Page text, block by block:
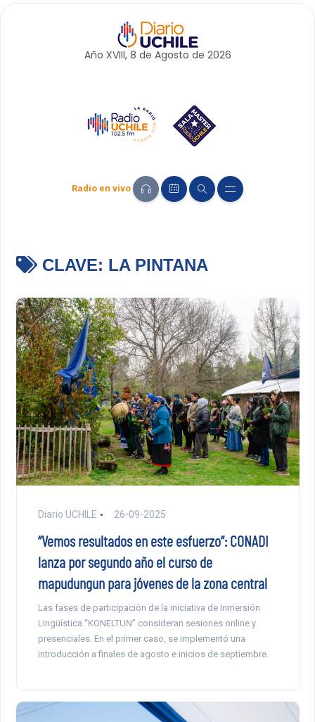
Año XVIII, 8 de Agosto de 2026
Radio en vivo
CLAVE: LA PINTANA
Diario UCHILE 26-09-2025
“Vemos resultados en este esfuerzo”: CONADI
lanza por segundo año el curso de
mapudungun para jóvenes de la zona central
Las fases de participación de la iniciativa de Inmersión
Lingüística “KONELTUN” consideran sesiones online y
presenciales. En el primer caso, se implementó una
introducción a finales de agosto e inicios de septiembre.